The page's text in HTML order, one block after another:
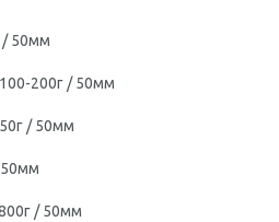
/ 50мм
200г / 50мм
/ 50мм
50мм
/ 50мм